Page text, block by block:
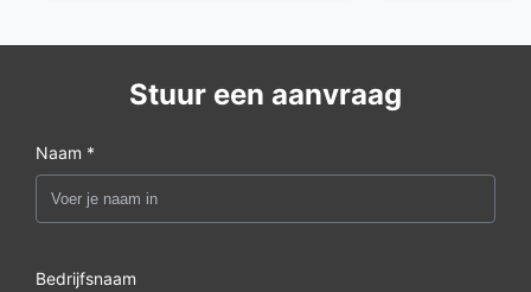
Stuur een aanvraag
Naam *
Bedrijfsnaam